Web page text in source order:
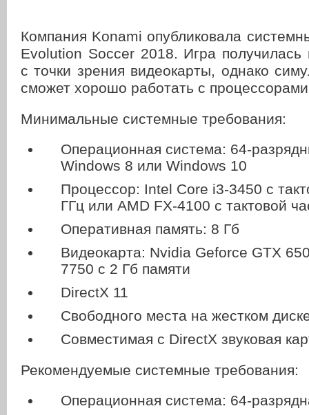
Компания Konami опубликовала
Evolution Soccer 2018. Игра получилась
с точки зрения видеокарты, однако
сможет хорошо работать с
Минимальные системные требования:
Операционная система: 64-
Windows 8 или Windows 10
Процессор: Intel Core i3-3450 с
ГГц или AMD FX-4100 с тактовой
Оперативная память: 8 Гб
Видеокарта: Nvidia Geforce GTX
7750 с 2 Гб памяти
DirectX 11
Свободного места на жестком
Совместимая с DirectX звуковая
Рекомендуемые системные требования:
Операционная система: 64-